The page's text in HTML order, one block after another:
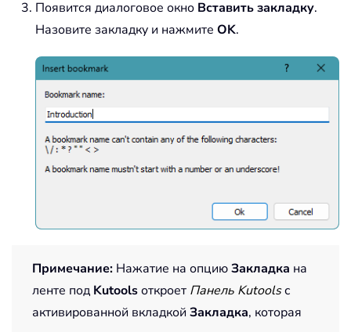
Появится диалоговое окно Вставить закладку.
Назовите закладку и нажмите OK.
Примечание: Нажатие на опциюЗакладка на
ленте под Kutoolsоткроет Панель Kutoolsс
активированной вкладкой Закладка, которая